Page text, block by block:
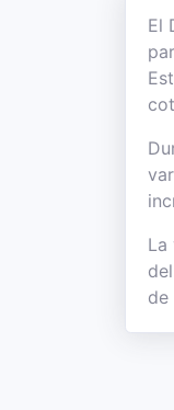
El
La
de